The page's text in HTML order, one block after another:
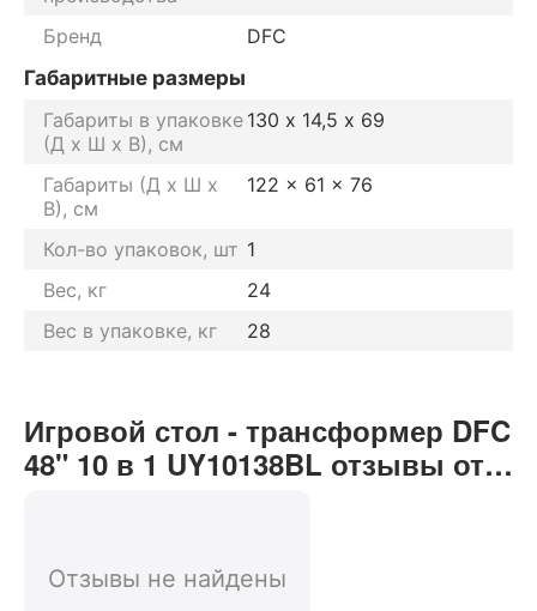
Бренд
DFC
Габаритные размеры
Габариты в упаковке
(Д х Ш х В), см
130 х 14,5 х 69
Габариты (Д х Ш х
В), см
122 x 61 x 76
Кол-во упаковок, шт 1
Вес, кг
24
Вес в упаковке, кг
28
Игровой стол - трансформер DFC
48" 10 в 1 UY10138BL отзывы от
Отзывы не найдены